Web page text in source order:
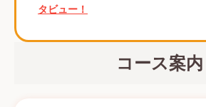
タビュー！
コース案内